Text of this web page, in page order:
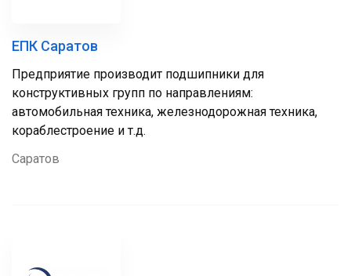
ЕПК Саратов
Предприятие производит подшипники для
конструктивных групп по направлениям:
автомобильная техника, железнодорожная техника,
кораблестроение и т.д.
Саратов